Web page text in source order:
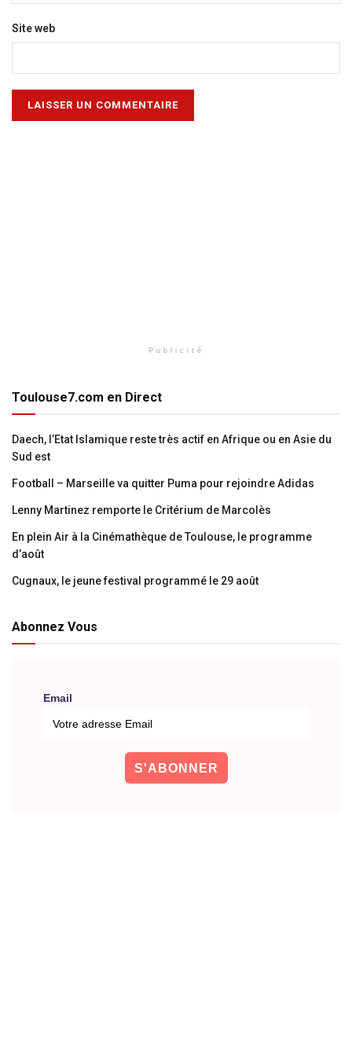
Site web
Publicité
Toulouse7.com en Direct
Daech, l’Etat Islamique reste très actif en Afrique ou en Asie du
Sud est
Football – Marseille va quitter Puma pour rejoindre Adidas
Lenny Martinez remporte le Critérium de Marcolès
En plein Air à la Cinémathèque de Toulouse, le programme
d’août
Cugnaux, le jeune festival programmé le 29 août
Abonnez Vous
Email